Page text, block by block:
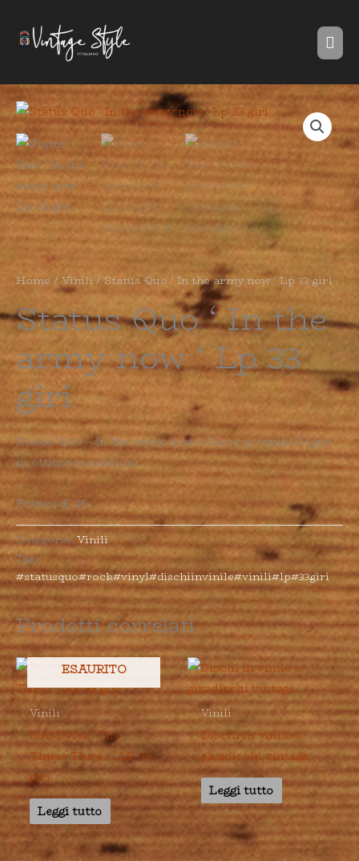
contenuto
Home / Vinili / Status Quo ‘ In the army now ‘ Lp 33 giri
Status Quo ‘ In the
army now ‘ Lp 33
giri
Status Quo – In the army now – Disco in vinile 33 giri
in ottime condizioni.
Prezzo € 25
Categoria:Vinili
Tag:
#statusquo#rock#vinyl#dischiinvinile#vinili#lp#33giri
Prodotti correlati
ESAURITO
Vinili
Bob Dylan ‘The
Times They …’ LP 33
giri
Leggi tutto
Vinili
Dischi in vinile e
giradischi vintage
Leggi tutto